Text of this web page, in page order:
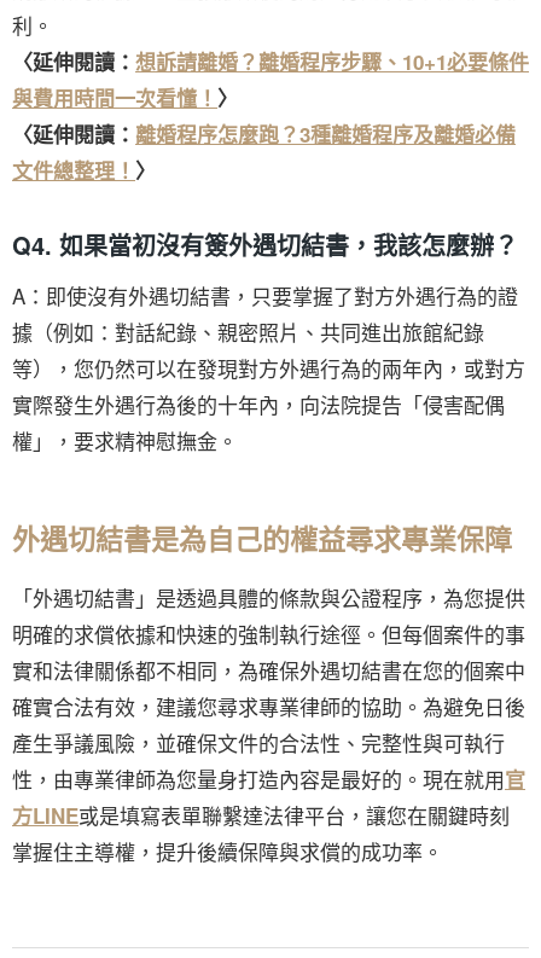
利。
〈延伸閱讀： 想訴請離婚？離婚程序步驟、10+1必要條件
與費用時間一次看懂！ 〉
〈延伸閱讀： 離婚程序怎麼跑？3種離婚程序及離婚必備
文件總整理！ 〉
Q4. 如果當初沒有簽外遇切結書，我該怎麼辦？
A：即使沒有外遇切結書，只要掌握了對方外遇行為的證
據（例如：對話紀錄、親密照片、共同進出旅館紀錄
等），您仍然可以在發現對方外遇行為的兩年內，或對方
實際發生外遇行為後的十年內，向法院提告「侵害配偶
權」，要求精神慰撫金。
外遇切結書是為自己的權益尋求專業保障
「外遇切結書」是透過具體的條款與公證程序，為您提供
明確的求償依據和快速的強制執行途徑。但每個案件的事
實和法律關係都不相同，為確保外遇切結書在您的個案中
確實合法有效，建議您尋求專業律師的協助。為避免日後
產生爭議風險，並確保文件的合法性、完整性與可執行
性，由專業律師為您量身打造內容是最好的。現在就用官
方LINE或是填寫表單聯繫達法律平台，讓您在關鍵時刻
掌握住主導權，提升後續保障與求償的成功率。